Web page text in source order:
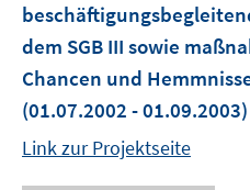
dem SGB III sowie
Chancen und
(01.07.2002 - 01.09.2003)
Link zur Projektseite